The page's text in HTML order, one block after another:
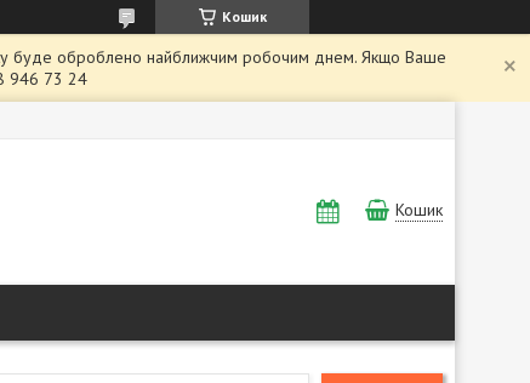
Кошик
буде оброблено найближчим робочим днем. Якщо Ваше
946 73 24
Кошик